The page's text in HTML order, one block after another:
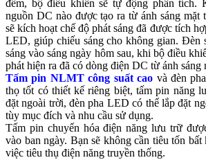
đêm, bộ điều khiển sẽ tự động phân tích.
nguồn DC nào được tạo ra từ ánh sáng mặt
sẽ kích hoạt chế độ phát sáng đã được tích
LED, giúp chiếu sáng cho không gian. Đèn
sáng vào sáng ngày hôm sau, khi bộ điều
phát hiện ra đã có dòng điện DC từ ánh sáng
Tấm pin NLMT công suất cao và đèn
thọ tốt có thiết kế riêng biệt, tấm pin năng
đặt ngoài trời, đèn pha LED có thể lắp đặt
tùy mục đích và nhu cầu sử dụng.
Tấm pin chuyển hóa điện năng lưu trữ
vào ban ngày. Bạn sẽ không cần tiêu tốn
việc tiêu thụ điện năng truyền thống.